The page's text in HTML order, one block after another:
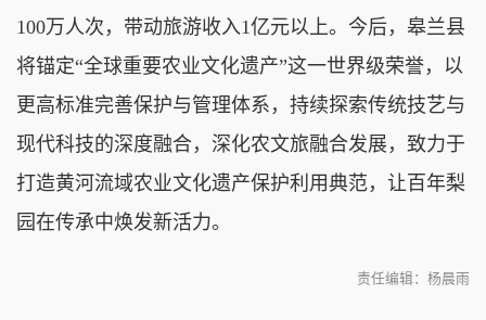
100万人次，带动旅游收入1亿元以上。今后，皋兰县
将锚定“全球重要农业文化遗产”这一世界级荣誉，以
更高标准完善保护与管理体系，持续探索传统技艺与
现代科技的深度融合，深化农文旅融合发展，致力于
打造黄河流域农业文化遗产保护利用典范，让百年梨
园在传承中焕发新活力。
责任编辑：杨晨雨